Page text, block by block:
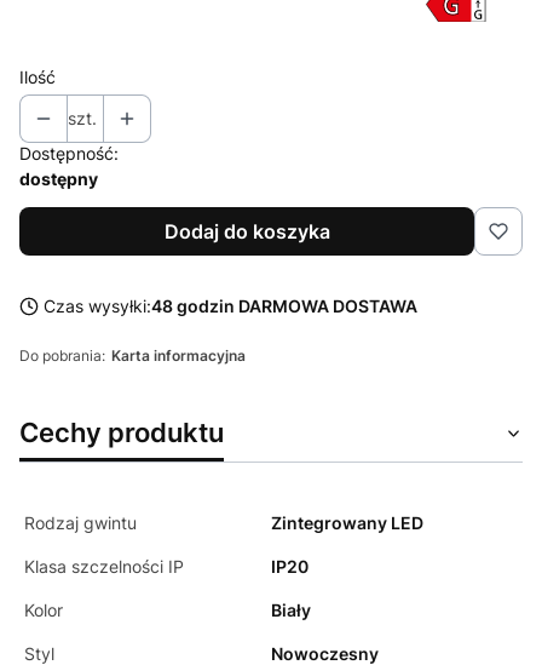
Ilość
szt.
Dostępność:
dostępny
Dodaj do koszyka
Czas wysyłki:48 godzin DARMOWA DOSTAWA
Do pobrania: Karta informacyjna
Cechy produktu
Rodzaj gwintu Zintegrowany LED
Klasa szczelności IP IP20
Kolor Biały
Styl Nowoczesny